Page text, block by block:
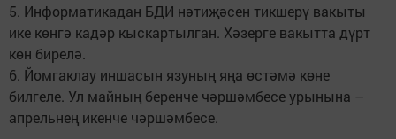
5. Информатикадан БДИ нәтиҗәсен тикшерү вакыты
ике көнгә кадәр кыскартылган. Хәзерге вакытта дүрт
көн бирелә.
6. Йомгаклау иншасын язуның яңа өстәмә көне
билгеле. Ул майның беренче чәршәмбесе урынына –
апрельнең икенче чәршәмбесе.